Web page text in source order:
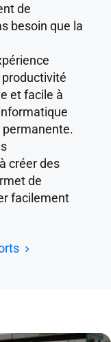
de
besoin que la
et facile à
créer des
de
facilement